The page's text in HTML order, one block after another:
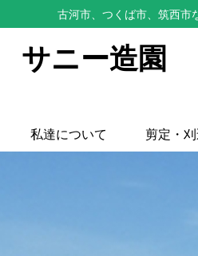
古河市、つくば市、筑西市
サニー造園
私達について 剪定・